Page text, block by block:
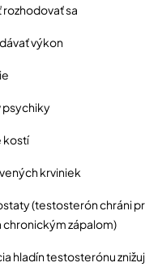
sa
výkon
psychiky
kostí
krviniek
(testosterón chráni
chronickým zápalom)
hladín testosterónu